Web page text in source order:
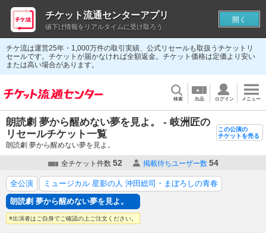
チケ流は運営25年・1,000万件の取引実績、公式リセールも取扱うチケットリ
セールです。チケットが届かなければ全額返金。チケット価格は定価より安い
または高い場合があります。
検索 出品 ログイン メニュー
朗読劇 夢から醒めない夢を見よ。 - 岐洲匠の
リセールチケット一覧
朗読劇 夢から醒めない夢を見よ。
この公演の
チケットを売る
全チケット件数 52 掲載待ちユーザー数 54
全公演
ミュージカル 星影の人 沖田総司・まぼろしの青春
朗読劇 夢から醒めない夢を見よ。
※出演者はご自身でご確認の上ご注文ください。
チケット流通センターアプリ
値下げ情報をリアルタイムに受け取ろう
開く